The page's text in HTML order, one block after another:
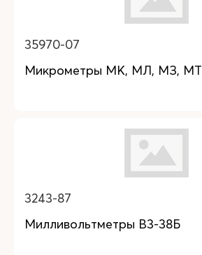
35970-07
Микрометры МК, МЛ, МЗ, МТ
3243-87
Милливольтметры В3-38Б